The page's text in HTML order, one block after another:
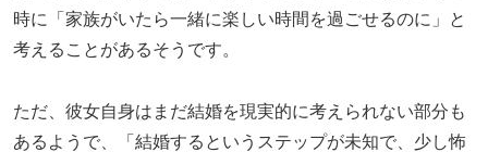
時に「家族がいたら一緒に楽しい時間を過ごせるのに」と
考えることがあるそうです。
ただ、彼女自身はまだ結婚を現実的に考えられない部分も
あるようで、「結婚するというステップが未知で、少し怖